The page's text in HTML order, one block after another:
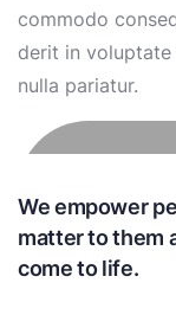
commodo
derit in
nulla pariatur.
We empower
matter to them
come to life.